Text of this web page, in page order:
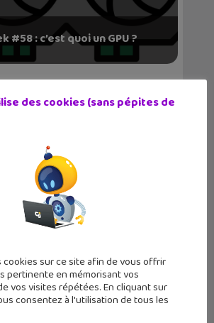
#58 : c’est quoi un GPU ?
un circuit électronique en
des cookies (sans pépites de
cookies sur ce site afin de vous offrir
pertinente en mémorisant vos
vos visites répétées. En cliquant sur
consentez à l'utilisation de tous les